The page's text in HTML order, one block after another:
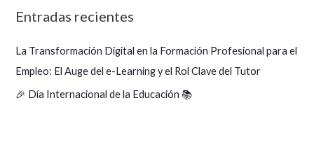
a
r
Entradas recientes
La Transformación Digital en la Formación Profesional para el
Empleo: El Auge del e-Learning y el Rol Clave del Tutor
🎉 Día Internacional de la Educación 📚